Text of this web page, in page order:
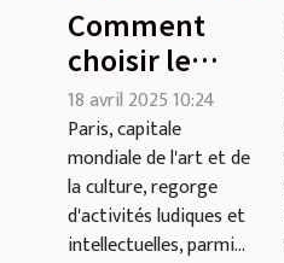
Comment
choisir le
meilleur jeu
d'évasion
thématique à
Paris
18 avril 2025 10:24
Paris, capitale
mondiale de l'art et de
la culture, regorge
d'activités ludiques et
intellectuelles, parmi...